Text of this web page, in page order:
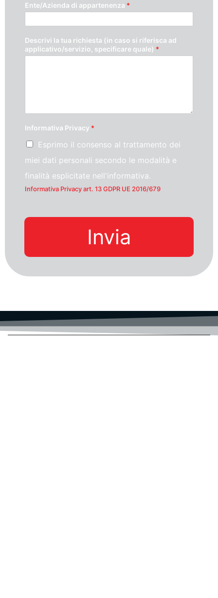
Ente/Azienda di appartenenza *
Descrivi la tua richiesta (in caso si riferisca ad
applicativo/servizio, specificare quale) *
Informativa Privacy *
Esprimo il consenso al trattamento dei
miei dati personali secondo le modalità e
finalità esplicitate nell'informativa.
Informativa Privacy art. 13 GDPR UE 2016/679
Invia